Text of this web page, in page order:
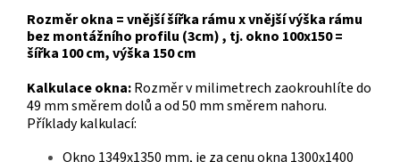
Rozměr okna = vnější šířka rámu x vnější výška rámu
bez montážního profilu (3cm) , tj. okno 100x150 =
šířka 100 cm, výška 150 cm
Kalkulace okna:Rozměr v milimetrech zaokrouhlíte do
49 mm směrem dolů a od 50 mm směrem nahoru.
Příklady kalkulací:
Okno 1349x1350 mm, je za cenu okna 1300x1400